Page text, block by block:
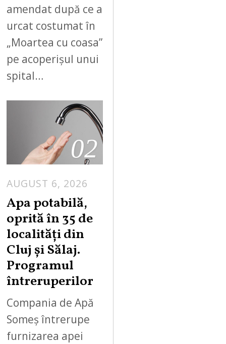
amendat după ce a
urcat costumat în
„Moartea cu coasa”
pe acoperișul unui
spital…
02
AUGUST 6, 2026
Apa potabilă,
oprită în 35 de
localități din
Cluj și Sălaj.
Programul
întreruperilor
Compania de Apă
Someș întrerupe
furnizarea apei